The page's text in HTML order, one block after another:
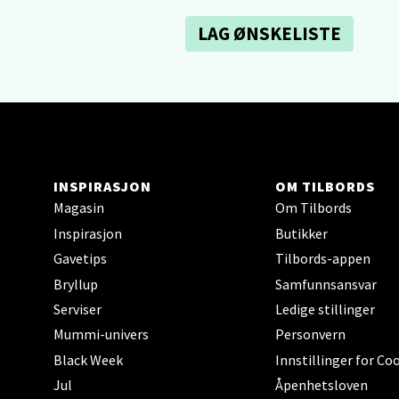
LAG ØNSKELISTE
INSPIRASJON
Magasin
Inspirasjon
Gavetips
Bryllup
Serviser
Mummi-univers
Black Week
Jul
OM TILBORDS
Om Tilbords
Butikker
Tilbords-appen
Samfunnsansvar
Ledige stillinger
Personvern
Innstillinger for
Åpenhetsloven
Åpent i
Ski